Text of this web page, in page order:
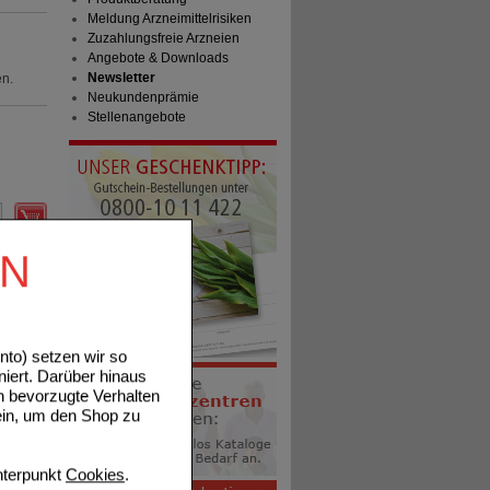
setzen wir so
Darüber hinaus
bevorzugte Verhalten
um den Shop zu
Cookies.
Meldung Arzneimittelrisiken
Zuzahlungsfreie Arzneien
Angebote & Downloads
Newsletter
Neukundenprämie
Stellenangebote